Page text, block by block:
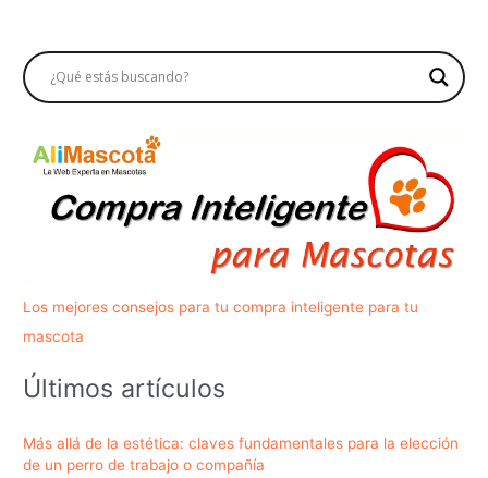
Los mejores consejos para tu compra inteligente para tu
mascota
Últimos artículos
Más allá de la estética: claves fundamentales para la elección
de un perro de trabajo o compañía